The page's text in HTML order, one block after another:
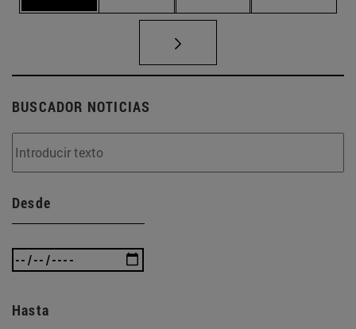
BUSCADOR NOTICIAS
Desde
Hasta